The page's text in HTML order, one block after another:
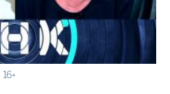
16+